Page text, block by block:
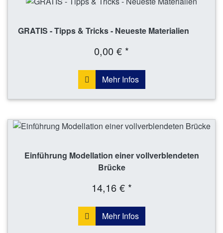
GRATIS - Tipps & Tricks - Neueste Materialien
0,00 € *
Mehr Infos
Einführung Modellation einer vollverblendeten
Brücke
14,16 € *
Mehr Infos